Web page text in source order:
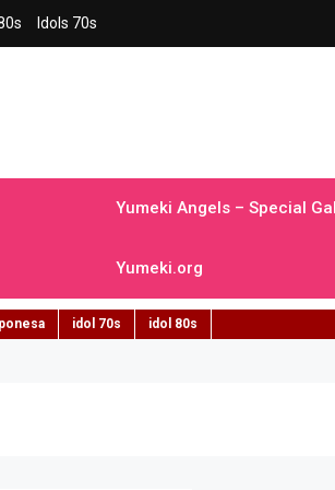
Idols 70s
Yumeki Angels – Special
Yumeki.org
idol 70s idol 80s